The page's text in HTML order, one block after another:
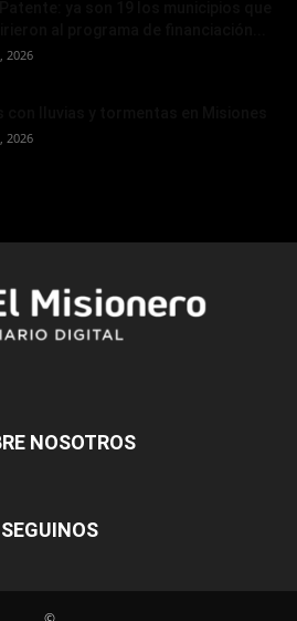
2026
2026
NOSOTROS
SEGUINOS